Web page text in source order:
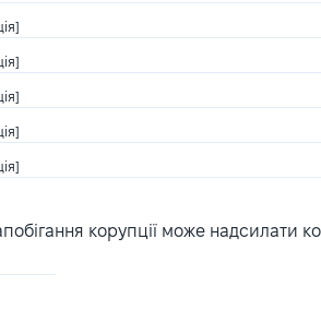
корупції може надсилати